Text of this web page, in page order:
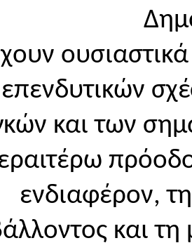
επενδυτικών
και των
ενδιαφέρον,
και